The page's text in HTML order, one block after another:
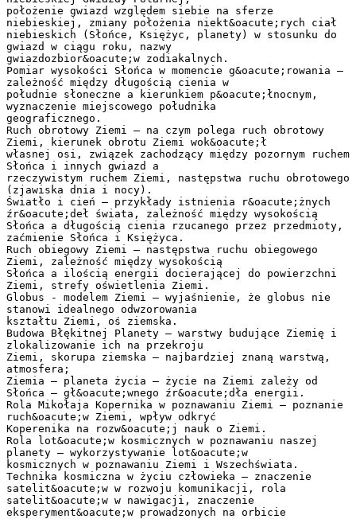
położenie gwiazd względem siebie na sferze
niebieskiej, zmiany położenia niekt&oacute;rych ciał
niebieskich (Słońce, Księżyc, planety) w stosunku do
gwiazd w ciągu roku, nazwy
gwiazdozbior&oacute;w zodiakalnych.
Pomiar wysokości Słońca w momencie g&oacute;rowania –
zależność między długością cienia w
południe słoneczne a kierunkiem p&oacute;łnocnym,
wyznaczenie miejscowego południka
geograficznego.
Ruch obrotowy Ziemi – na czym polega ruch obrotowy
Ziemi, kierunek obrotu Ziemi wok&oacute;ł
własnej osi, związek zachodzący między pozornym ruchem
Słońca i innych gwiazd a
rzeczywistym ruchem Ziemi, następstwa ruchu obrotowego
(zjawiska dnia i nocy).
Światło i cień – przykłady istnienia r&oacute;żnych
źr&oacute;deł świata, zależność między wysokością
Słońca a długością cienia rzucanego przez przedmioty,
zaćmienie Słońca i Księżyca.
Ruch obiegowy Ziemi – następstwa ruchu obiegowego
Ziemi, zależność między wysokością
Słońca a ilością energii docierającej do powierzchni
Ziemi, strefy oświetlenia Ziemi.
Globus - modelem Ziemi – wyjaśnienie, że globus nie
stanowi idealnego odwzorowania
kształtu Ziemi, oś ziemska.
Budowa Błękitnej Planety – warstwy budujące Ziemię i
zlokalizowanie ich na przekroju
Ziemi, skorupa ziemska – najbardziej znaną warstwą,
atmosfera;
Ziemia – planeta życia – życie na Ziemi zależy od
Słońca – gł&oacute;wnego źr&oacute;dła energii.
Rola Mikołaja Kopernika w poznawaniu Ziemi – poznanie
ruch&oacute;w Ziemi, wpływ odkryć
Koperenika na rozw&oacute;j nauk o Ziemi.
Rola lot&oacute;w kosmicznych w poznawaniu naszej
planety – wykorzystywanie lot&oacute;w
kosmicznych w poznawaniu Ziemi i Wszechświata.
Technika kosmiczna w życiu człowieka – znaczenie
satelit&oacute;w w rozwoju komunikacji, rola
satelit&oacute;w w nawigacji, znaczenie
eksperyment&oacute;w prowadzonych na orbicie